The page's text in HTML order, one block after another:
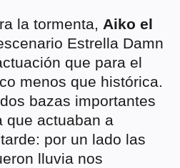
la tormenta, Aiko el
Estrella Damn
que para el
menos que histórica.
bazas importantes
que actuaban a
por un lado las
lluvia nos